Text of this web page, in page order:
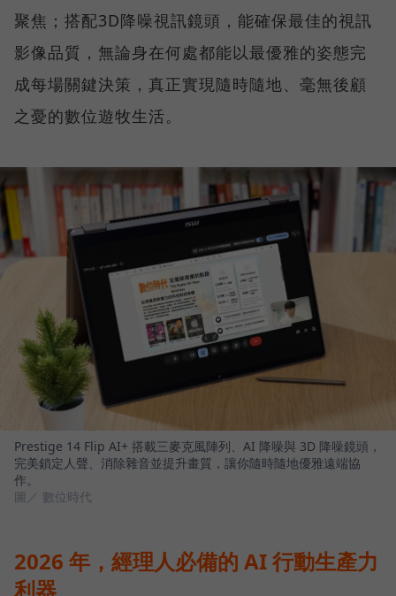
聚焦；搭配3D降噪視訊鏡頭，能確保最佳的視訊
影像品質，無論身在何處都能以最優雅的姿態完
成每場關鍵決策，真正實現隨時隨地、毫無後顧
之憂的數位遊牧生活。
Prestige 14 Flip AI+ 搭載三麥克風陣列、AI 降噪與 3D 降噪鏡頭，
完美鎖定人聲、消除雜音並提升畫質，讓你隨時隨地優雅遠端協
作。
圖／ 數位時代
2026 年，經理人必備的 AI 行動生產力
利器